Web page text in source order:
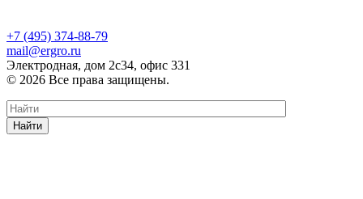
+7 (495) 374-88-79
mail@ergro.ru
Электродная, дом 2с34, офис 331
© 2026 Все права защищены.
Найти